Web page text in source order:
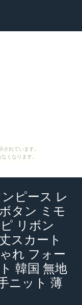
れています。
くなります。
ピース レ
タン ミモ
リボン
スカート
れ フォー
韓国 無地
ニット 薄